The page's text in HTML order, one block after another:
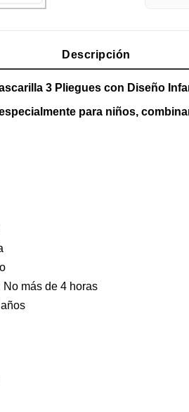
Descripción
3 Pliegues con Diseño
para niños,
No más de 4 horas